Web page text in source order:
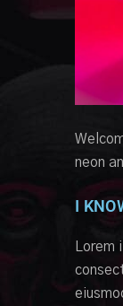
neon
I